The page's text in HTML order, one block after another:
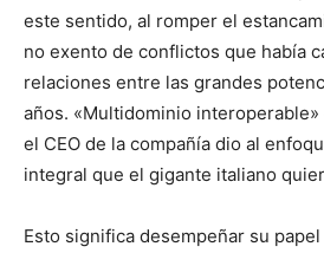
este sentido, al romper el
no exento de conflictos que había
relaciones entre las grandes
años. «Multidominio
el CEO de la compañía dio al
integral que el gigante italiano
Esto significa desempeñar su